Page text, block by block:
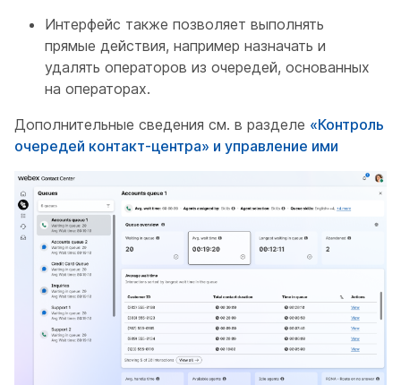
Интерфейс также позволяет выполнять
прямые действия, например назначать и
удалять операторов из очередей, основанных
на операторах.
Дополнительные сведения см. в разделе «Контроль
очередей контакт-центра» и управление ими